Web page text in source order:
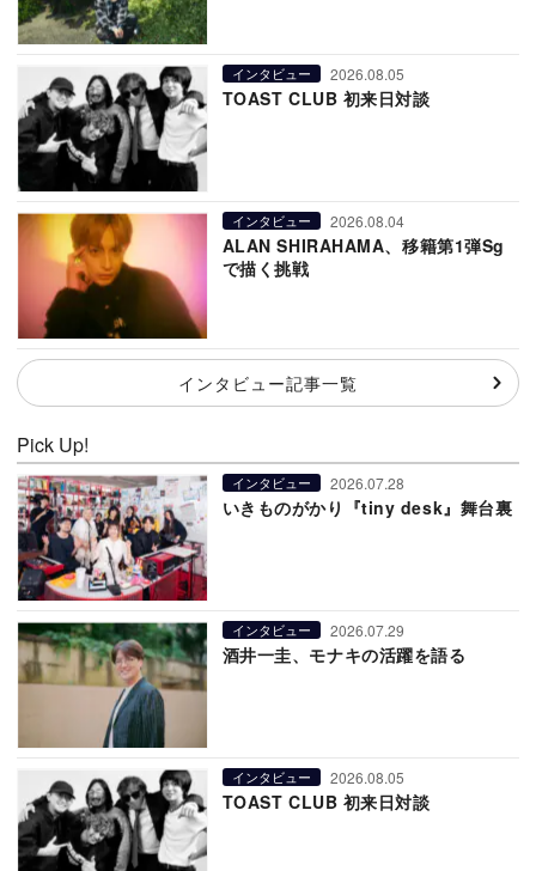
インタビュー 2026.08.05
TOAST CLUB 初来日対談
インタビュー 2026.08.04
ALAN SHIRAHAMA、移籍第1弾Sg
で描く挑戦
インタビュー記事一覧
Pick Up!
インタビュー 2026.07.28
いきものがかり『tiny desk』舞台裏
インタビュー 2026.07.29
酒井一圭、モナキの活躍を語る
インタビュー 2026.08.05
TOAST CLUB 初来日対談